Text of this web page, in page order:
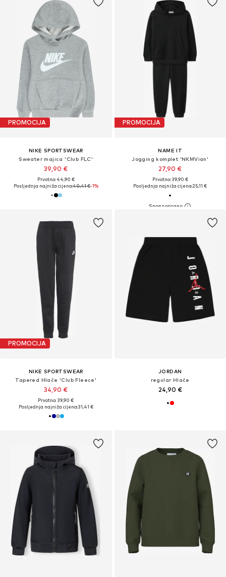
PROMOCIJA
NIKE SPORTSWEAR
Sweater majica 'Club FLC'
39,90 €
Prvotno: 44,90 €
Posljednja najniža cijena:40,41 €-1%
PROMOCIJA
NAME IT
Jogging komplet 'NKMVian'
27,90 €
Prvotno: 39,90 €
Posljednja najniža cijena:25,11 €
PROMOCIJA
NIKE SPORTSWEAR
Tapered Hlače 'Club Fleece'
34,90 €
Prvotno: 39,90 €
Posljednja najniža cijena:31,41 €
JORDAN
regular Hlače
24,90 €